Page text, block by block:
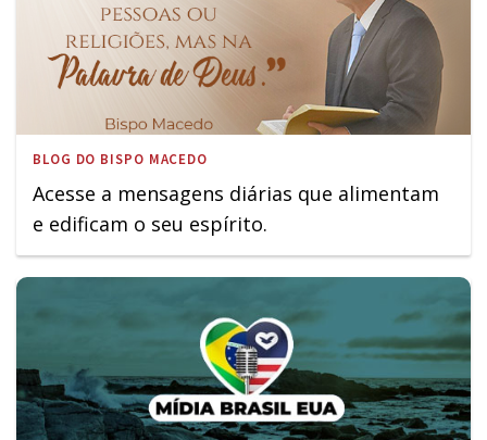
BLOG DO BISPO MACEDO
Acesse a mensagens diárias que alimentam
e edificam o seu espírito.